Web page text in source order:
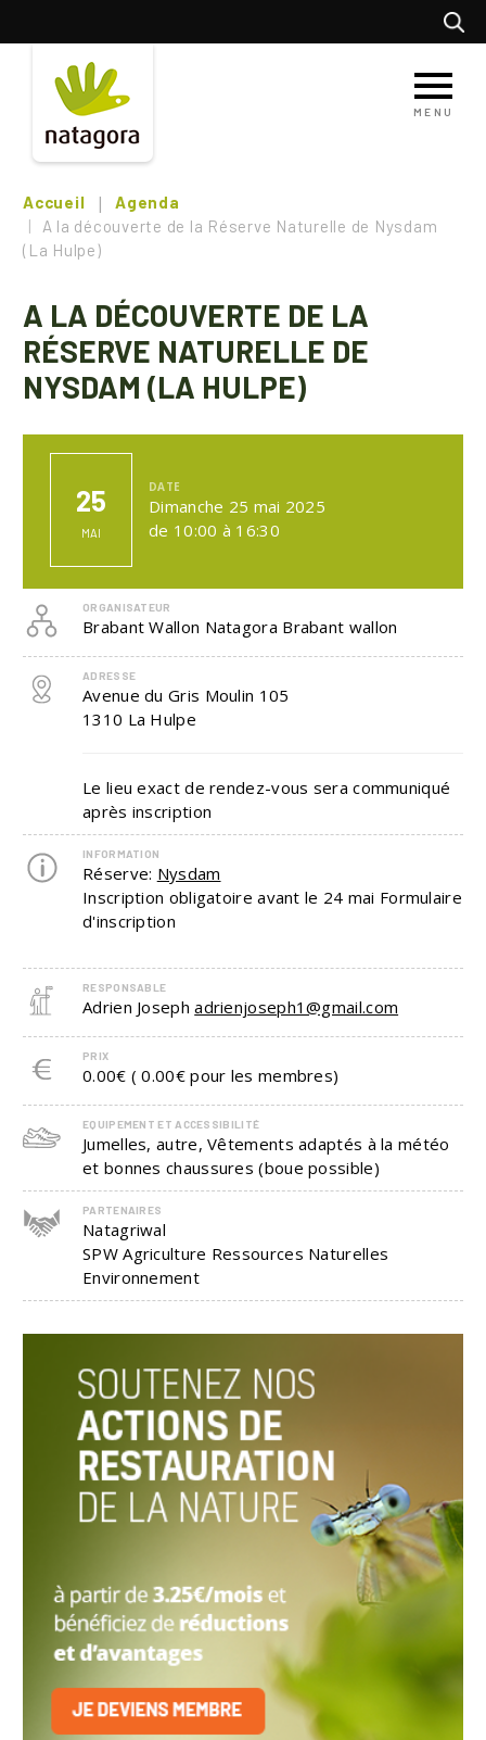
principal
MENU
Accueil
Agenda
A la découverte de la Réserve Naturelle de Nysdam
(La Hulpe)
A LA DÉCOUVERTE DE LA
RÉSERVE NATURELLE DE
NYSDAM (LA HULPE)
25
MAI
DATE
Dimanche 25 mai 2025
de 10:00 à 16:30
ORGANISATEUR
Brabant Wallon Natagora Brabant wallon
ADRESSE
Avenue du Gris Moulin 105
1310 La Hulpe
Le lieu exact de rendez-vous sera communiqué
après inscription
INFORMATION
Réserve: Nysdam
Inscription obligatoire avant le 24 mai Formulaire
d'inscription
RESPONSABLE
Adrien Josephadrienjoseph1@gmail.com
PRIX
0.00€ ( 0.00€ pour les membres)
EQUIPEMENT ET ACCESSIBILITÉ
Jumelles, autre, Vêtements adaptés à la météo
et bonnes chaussures (boue possible)
PARTENAIRES
Natagriwal
SPW Agriculture Ressources Naturelles
Environnement